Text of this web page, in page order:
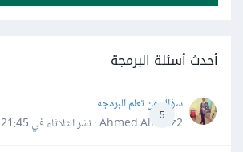
أحدث أسئلة البرمجة
5
سؤال عن تعلم البرمجه
Ahmed Alhafiz2 · نشر
الثلاثاء في 21:45